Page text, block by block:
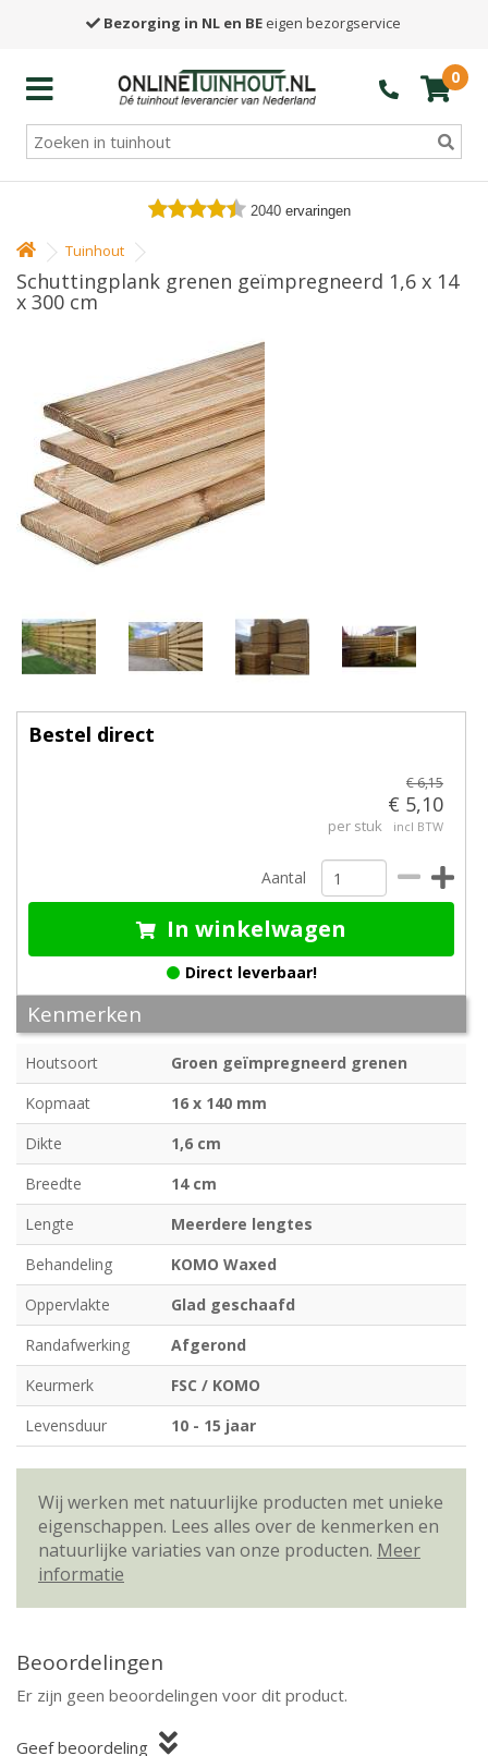
Bezorging in NL en BE eigen bezorgservice
0
2040 ervaringen
Tuinhout
Schuttingplank grenen geïmpregneerd 1,6 x 14
x 300 cm
Bestel direct
€ 6,15
€ 5,10
per stuk incl BTW
Aantal
In winkelwagen
Direct leverbaar!
Kenmerken
Houtsoort
Groen geïmpregneerd grenen
Kopmaat
16 x 140 mm
Dikte
1,6 cm
Breedte
14 cm
Lengte
Meerdere lengtes
Behandeling
KOMO Waxed
Oppervlakte
Glad geschaafd
Randafwerking
Afgerond
Keurmerk
FSC / KOMO
Levensduur
10 - 15 jaar
Wij werken met natuurlijke producten met unieke
eigenschappen. Lees alles over de kenmerken en
natuurlijke variaties van onze producten. Meer
informatie
Beoordelingen
Er zijn geen beoordelingen voor dit product.
Geef beoordeling